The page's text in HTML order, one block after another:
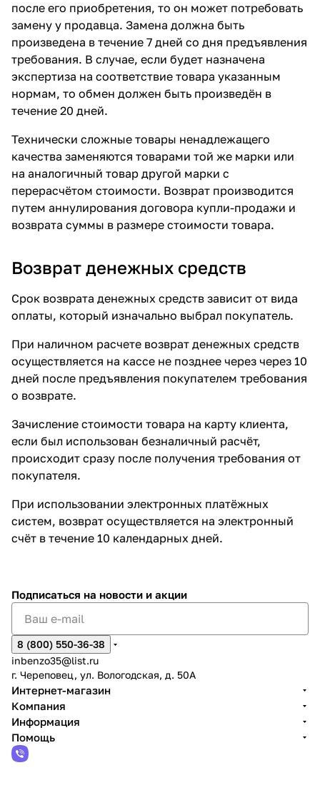
после его приобретения, то он может потребовать
замену у продавца. Замена должна быть
произведена в течение 7 дней со дня предъявления
требования. В случае, если будет назначена
экспертиза на соответствие товара указанным
нормам, то обмен должен быть произведён в
течение 20 дней.
Технически сложные товары ненадлежащего
качества заменяются товарами той же марки или
на аналогичный товар другой марки с
перерасчётом стоимости. Возврат производится
путем аннулирования договора купли-продажи и
возврата суммы в размере стоимости товара.
Возврат денежных средств
Срок возврата денежных средств зависит от вида
оплаты, который изначально выбрал покупатель.
При наличном расчете возврат денежных средств
осуществляется на кассе не позднее через через 10
дней после предъявления покупателем требования
о возврате.
Зачисление стоимости товара на карту клиента,
если был использован безналичный расчёт,
происходит сразу после получения требования от
покупателя.
При использовании электронных платёжных
систем, возврат осуществляется на электронный
счёт в течение 10 календарных дней.
Подписаться на новости и акции
8 (800) 550-36-38
inbenzo35@list.ru
г. Череповец, ул. Вологодская, д. 50А
Интернет-магазин
Компания
Информация
Помощь